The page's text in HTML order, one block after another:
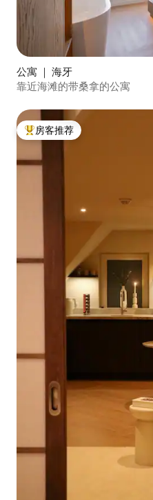
公寓 ｜ 海牙
靠近海滩的带桑拿的公寓
热门「房客推荐」
房客推荐